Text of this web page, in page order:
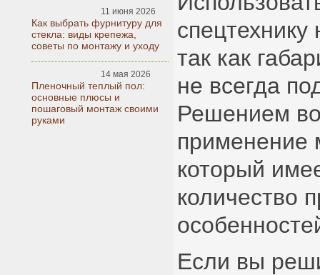
11 июня 2026
Как выбрать фурнитуру для
стекла: виды крепежа,
советы по монтажу и уходу
14 мая 2026
Пленочный теплый пол:
основные плюсы и
пошаговый монтаж своими
руками
спецтехнику
так как
не всегда
Решением
применение
который
количество
Если вы